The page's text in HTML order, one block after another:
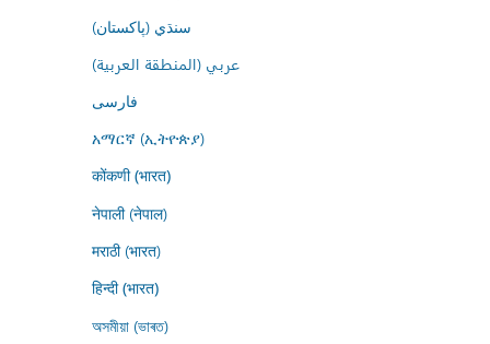
سنڌي (پاکستان)
عربي (المنطقة العربية)
فارسى
አማርኛ (ኢትዮጵያ)
कोंकणी (भारत)
नेपाली (नेपाल)
मराठी (भारत)
हिन्दी (भारत)
অসমীয়া (ভাৰত)